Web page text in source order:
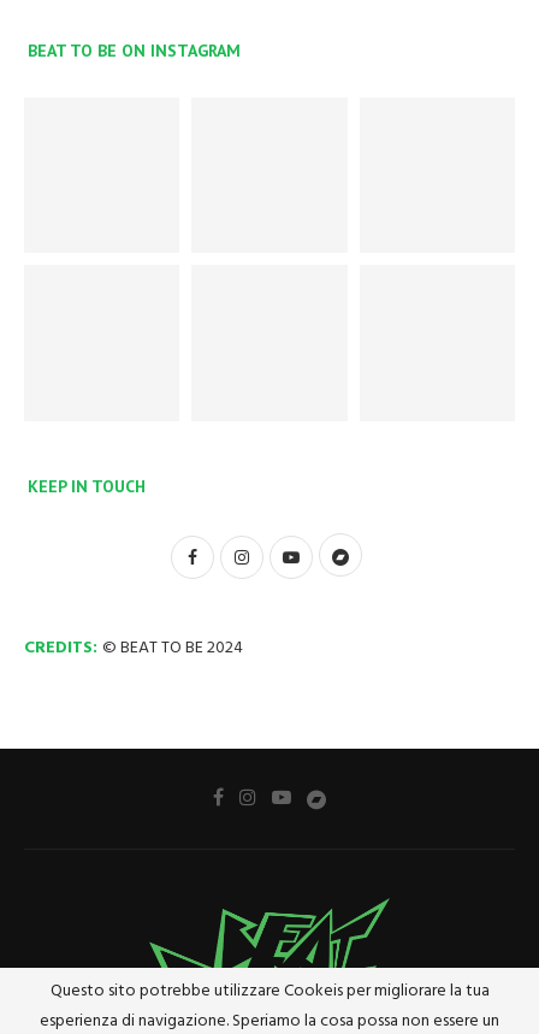
BEAT TO BE ON INSTAGRAM
KEEP IN TOUCH
CREDITS: © BEAT TO BE 2024
Questo sito potrebbe utilizzare Cookeis per migliorare la tua
esperienza di navigazione. Speriamo la cosa possa non essere un